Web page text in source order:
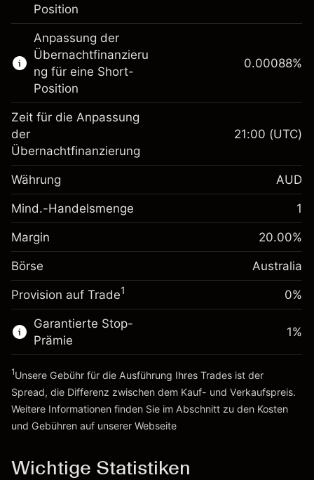
CFDs
Knock-outs
Position
A$1,000.00
Anpassung der
Übernachtfinanzierung
Gebühren aus
Positionswert
-0.022801
%
Positionsgröße mit Hebelwirkung
~A$5,000.00
Geld aus Hebelwirkung ~
Zur Plattform
Anpassung der
Übernachtfinanzieru
ng für eine Short-
Position
Margin. Ihre Investition
Anpassung der
Übernachtfinanzierung
fremdfinanzierten
Positionswert
0.000884
%
(A$0.04)
Positionsgröße mit Hebelwirkung
~A$5,000.00
Geld aus Hebelwirkung ~
Zur Plattform
0.00088%
Zeit für die Anpassung
der
Übernachtfinanzierung
21:00 (UTC)
Währung AUD
Mind.-Handelsmenge 1
Margin 20.00%
Börse Australia
Provision auf Trade1 0%
Garantierte Stop-
Prämie
1%
1Unsere Gebühr für die Ausführung Ihres Trades ist der
Spread, die Differenz zwischen dem Kauf- und Verkaufspreis.
Weitere Informationen finden Sie im Abschnitt zu den Kosten
und Gebühren auf unserer Webseite
Wichtige Statistiken